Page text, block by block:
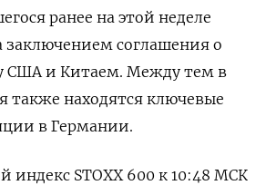
ранее на этой неделе
заключением соглашения о
США и Китаем. Между тем в
также находятся ключевые
в Германии.
индекс STOXX 600 к 10:48 МСК